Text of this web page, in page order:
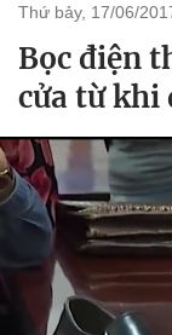
thứ bảy, 17/06/
Bọc điện
cửa từ khi